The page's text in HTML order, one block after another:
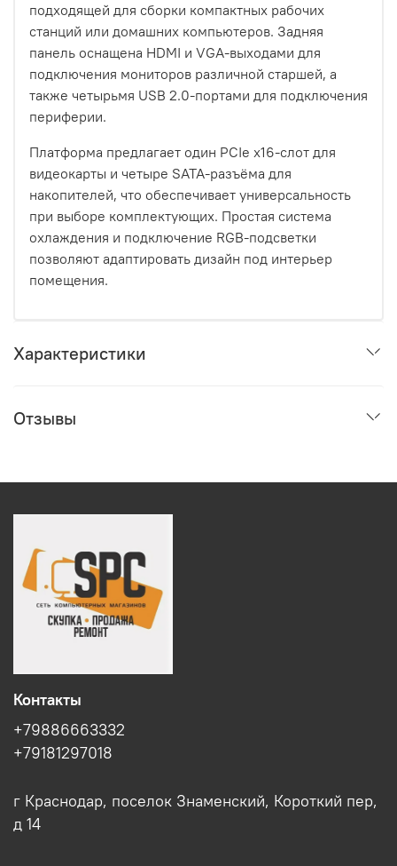
подходящей для сборки компактных рабочих
станций или домашних компьютеров. Задняя
панель оснащена HDMI и VGA-выходами для
подключения мониторов различной старшей, а
также четырьмя USB 2.0-портами для подключения
периферии.
Платформа предлагает один PCIe x16-слот для
видеокарты и четыре SATA-разъёма для
накопителей, что обеспечивает универсальность
при выборе комплектующих. Простая система
охлаждения и подключение RGB-подсветки
позволяют адаптировать дизайн под интерьер
помещения.
Характеристики
Отзывы
Контакты
+79886663332
+79181297018
г Краснодар, поселок Знаменский, Короткий пер,
д 14